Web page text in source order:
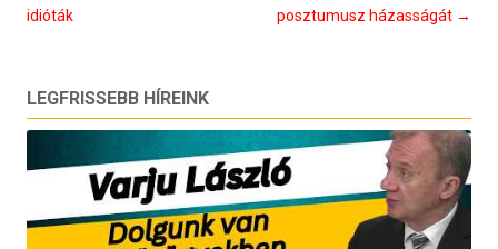
idióták posztumusz házasságát →
LEGFRISSEBB HÍREINK